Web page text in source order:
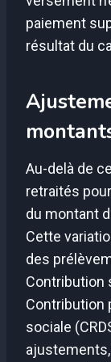
paiement
résultat du
Au-delà de
retraités
du montant
Cette
des
Contribution
Contribution
sociale